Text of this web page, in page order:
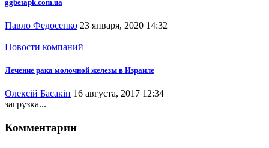
ggbetapk.com.ua
Павло Федосенко 23 января, 2020 14:32
Новости компаний
Лечение рака молочной железы в Израиле
Олексій Басакін 16 августа, 2017 12:34
загрузка...
Комментарии